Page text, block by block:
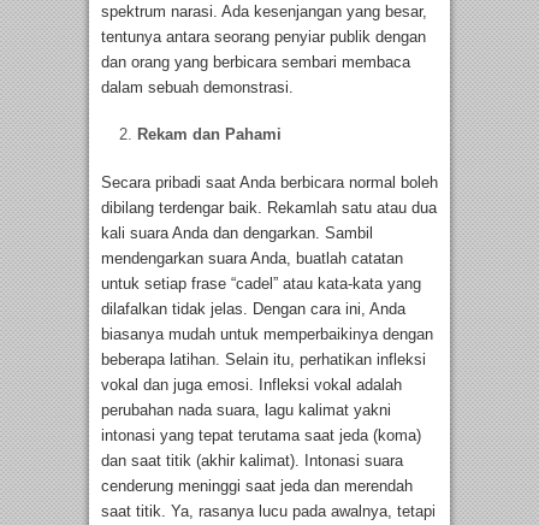
spektrum narasi. Ada kesenjangan yang besar,
tentunya antara seorang penyiar publik dengan
dan orang yang berbicara sembari membaca
dalam sebuah demonstrasi.
Rekam dan Pahami
Secara pribadi saat Anda berbicara normal boleh
dibilang terdengar baik. Rekamlah satu atau dua
kali suara Anda dan dengarkan. Sambil
mendengarkan suara Anda, buatlah catatan
untuk setiap frase “cadel” atau kata-kata yang
dilafalkan tidak jelas. Dengan cara ini, Anda
biasanya mudah untuk memperbaikinya dengan
beberapa latihan. Selain itu, perhatikan infleksi
vokal dan juga emosi. Infleksi vokal adalah
perubahan nada suara, lagu kalimat yakni
intonasi yang tepat terutama saat jeda (koma)
dan saat titik (akhir kalimat). Intonasi suara
cenderung meninggi saat jeda dan merendah
saat titik. Ya, rasanya lucu pada awalnya, tetapi